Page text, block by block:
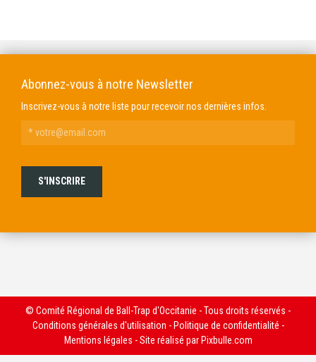
Abonnez-vous à notre Newsletter
Inscrivez-vous à notre liste pour recevoir nos dernières infos.
© Comité Régional de Ball-Trap d'Occitanie - Tous droits réservés -
Conditions générales d'utilisation - Politique de confidentialité -
Mentions légales - Site réalisé par Pixbulle.com